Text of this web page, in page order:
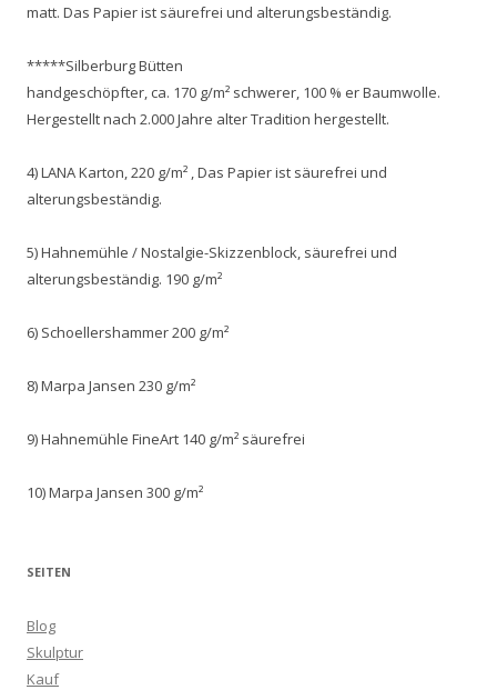
matt. Das Papier ist säurefrei und alterungsbeständig.
*****Silberburg Bütten
handgeschöpfter, ca. 170 g/m² schwerer, 100 % er Baumwolle.
Hergestellt nach 2.000 Jahre alter Tradition hergestellt.
4) LANA Karton, 220 g/m² , Das Papier ist säurefrei und
alterungsbeständig.
5) Hahnemühle / Nostalgie-Skizzenblock, säurefrei und
alterungsbeständig. 190 g/m²
6) Schoellershammer 200 g/m²
8) Marpa Jansen 230 g/m²
9) Hahnemühle FineArt 140 g/m² säurefrei
10) Marpa Jansen 300 g/m²
SEITEN
Blog
Skulptur
Kauf